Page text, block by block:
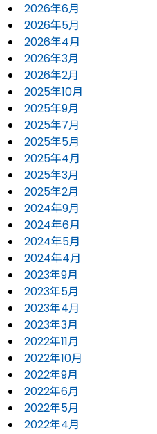
2026年6月
2026年5月
2026年4月
2026年3月
2026年2月
2025年10月
2025年9月
2025年7月
2025年5月
2025年4月
2025年3月
2025年2月
2024年9月
2024年6月
2024年5月
2024年4月
2023年9月
2023年5月
2023年4月
2023年3月
2022年11月
2022年10月
2022年9月
2022年6月
2022年5月
2022年4月